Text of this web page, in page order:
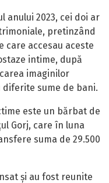
anului 2023, cei doi ar
pretinzând
care accesau aceste
intime, după
imaginilor
sume de bani.
este un bărbat de
Gorj, care în luna
suma de 29.500
și au fost reunite